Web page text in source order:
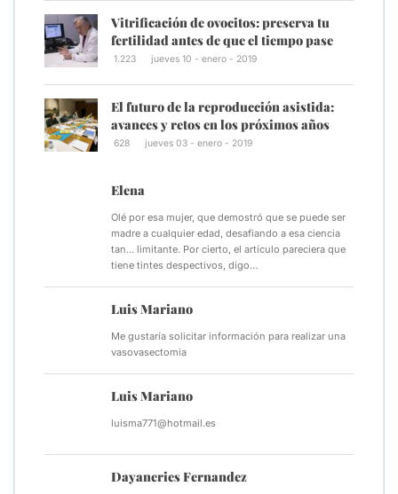
Vitrificación de ovocitos: preserva tu
fertilidad antes de que el tiempo pase
1.223 jueves 10 - enero - 2019
El futuro de la reproducción asistida:
avances y retos en los próximos años
628 jueves 03 - enero - 2019
Elena
Olé por esa mujer, que demostró que se puede ser
madre a cualquier edad, desafiando a esa ciencia
tan... limitante. Por cierto, el artículo pareciera que
tiene tintes despectivos, digo…
Luis Mariano
Me gustaría solicitar información para realizar una
vasovasectomia
Luis Mariano
luisma771@hotmail.es
Dayaneries Fernandez